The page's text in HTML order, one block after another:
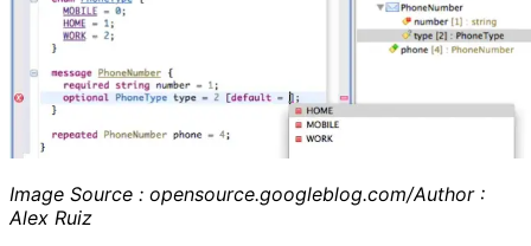
Image Source : opensource.googleblog.com/Author :
Alex Ruiz